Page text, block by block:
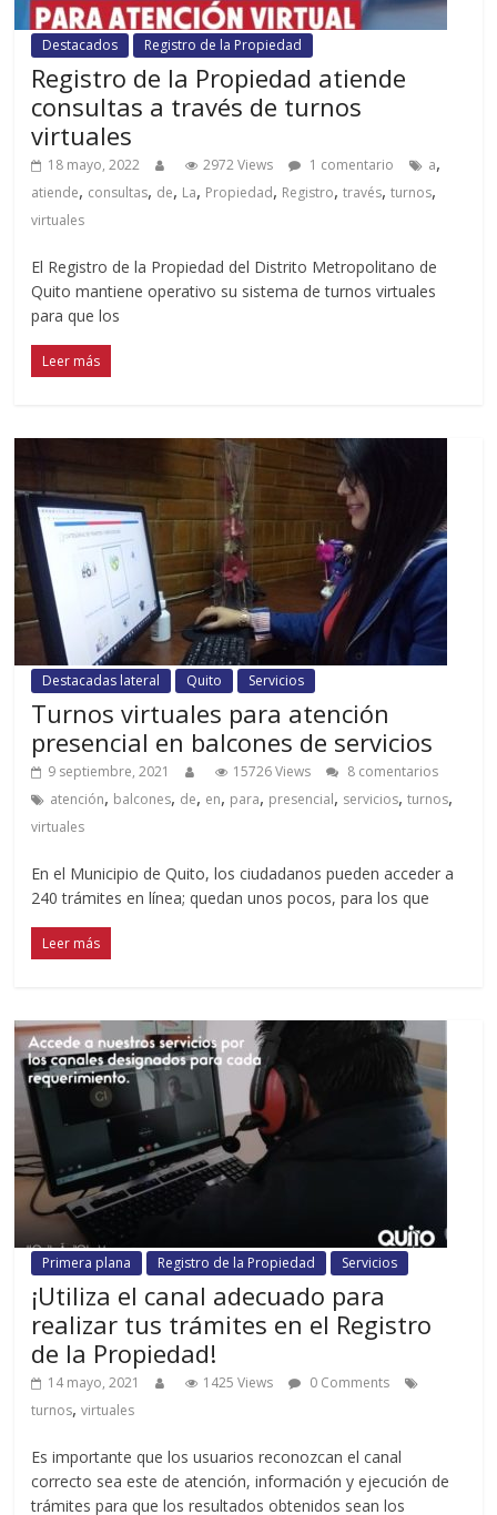
Destacados Registro de la Propiedad
Registro de la Propiedad atiende
consultas a través de turnos
virtuales
18 mayo, 2022 2972 Views 1 comentario a,
atiende, consultas, de, La, Propiedad, Registro,través,turnos,
virtuales
El Registro de la Propiedad del Distrito Metropolitano de
Quito mantiene operativo su sistema de turnos virtuales
para que los
Leer más
Destacadas lateral Quito Servicios
Turnos virtuales para atención
presencial en balcones de servicios
9 septiembre, 2021 15726 Views
8 comentarios
atención, balcones, de, en, para, presencial, servicios,turnos,
virtuales
En el Municipio de Quito, los ciudadanos pueden acceder a
240 trámites en línea; quedan unos pocos, para los que
Leer más
Primera plana Registro de la Propiedad Servicios
¡Utiliza el canal adecuado para
realizar tus trámites en el Registro
de la Propiedad!
14 mayo, 2021 1425 Views
0 Comments
turnos,virtuales
Es importante que los usuarios reconozcan el canal
correcto sea este de atención, información y ejecución de
trámites para que los resultados obtenidos sean los